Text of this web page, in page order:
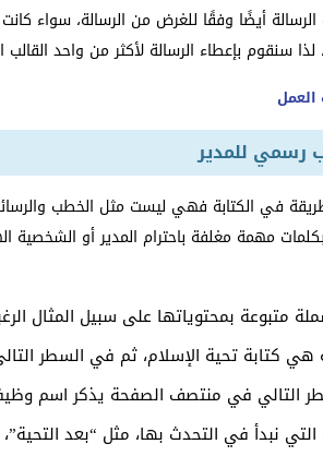
أيضًا وفقًا للغرض من الرسالة، سواء
سنقوم بإعطاء الرسالة لأكثر من واحد
رسمي للمدير
في الكتابة فهي ليست مثل الخطب
بكلمات مهمة مغلفة باحترام المدير أو
متبوعة بمحتوياتها على سبيل المثال
هي كتابة تحية الإسلام، ثم في السطر
التالي في منتصف الصفحة يذكر اسم
التي نبدأ في التحدث بها، مثل “بعد